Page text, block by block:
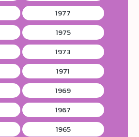
1977
1975
1973
1971
1969
1967
1965